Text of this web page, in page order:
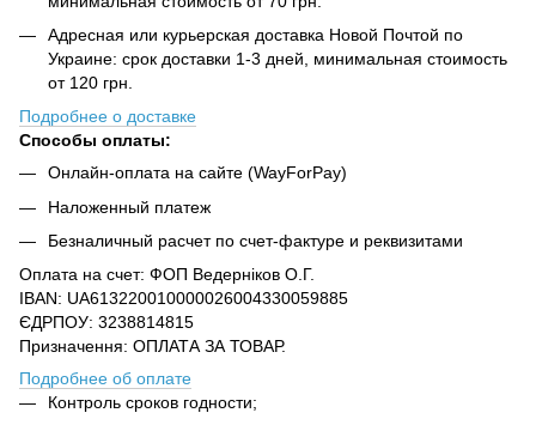
Адресная или курьерская доставка Новой Почтой по
Украине: срок доставки 1-3 дней, минимальная стоимость
от 120 грн.
Подробнее о доставке
Способы оплаты:
Онлайн-оплата на сайте (WayForPay)
Наложенный платеж
Безналичный расчет по счет-фактуре и реквизитами
Оплата на счет: ФОП Ведерніков О.Г.
IBAN: UA613220010000026004330059885
ЄДРПОУ: 3238814815
Призначення: ОПЛАТА ЗА ТОВАР.
Подробнее об оплате
Контроль сроков годности;